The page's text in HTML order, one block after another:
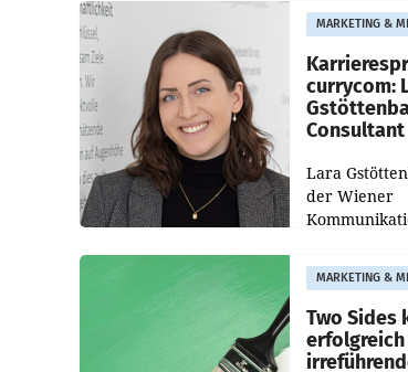
WIFI Wien
MARKETING &
currycom:
Lara
der Wiener
partners zum
Die 27-
betreut
Kunden in
MARKETING &
Two Sides
erfolgreich